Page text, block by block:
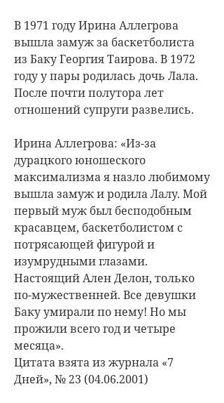
В 1971 году Ирина Аллегрова
вышла замуж за баскетболиста
из Баку Георгия Таирова. В 1972
году у пары родилась дочь Лала.
После почти полутора лет
отношений супруги развелись.
Ирина Аллегрова: «Из-за
дурацкого юношеского
максимализма я назло любимому
вышла замуж и родила Лалу. Мой
первый муж был бесподобным
красавцем, баскетболистом с
потрясающей фигурой и
изумрудными глазами.
Настоящий Ален Делон, только
по-мужественней. Все девушки
Баку умирали по нему! Но мы
прожили всего год и четыре
месяца».
Цитата взята из журнала «7
Дней», № 23 (04.06.2001)